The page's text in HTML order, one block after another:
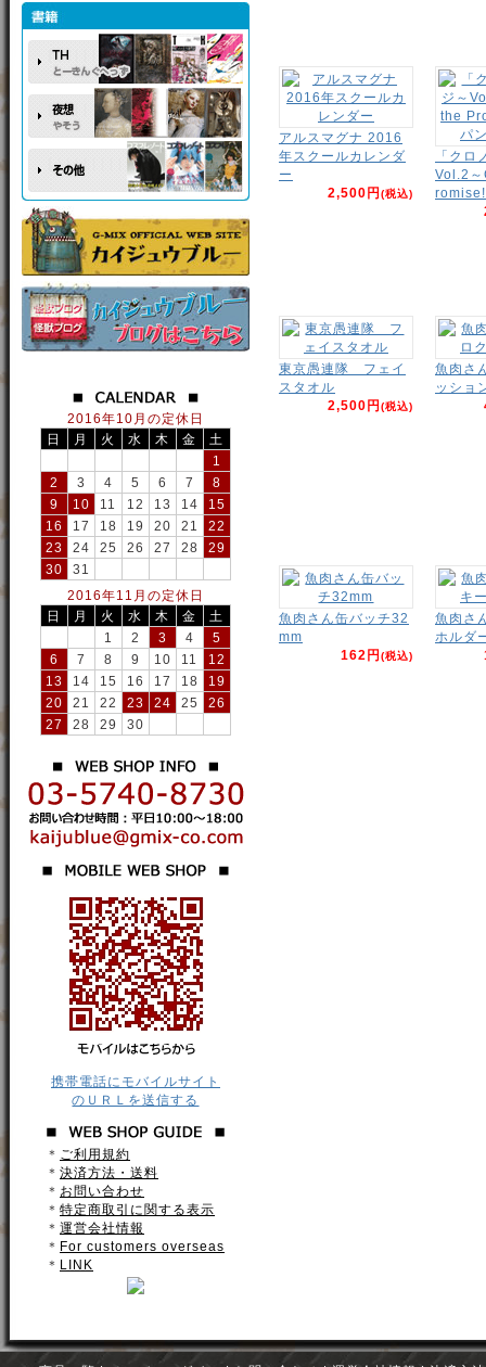
2016年10月の定休日
日
月 火 水 木 金
土
1
2
3 4 5 6 7
8
9
10 11 12 13 14
15
16
17 18 19 20 21
22
23
24 25 26 27 28
29
30
31
2016年11月の定休日
日
月 火 水 木 金
土
1
2 3 4
5
6
7 8 9 10 11
12
13
14 15 16 17 18
19
20
21 22 23 24 25
26
27
28 29 30
携帯電話にモバイルサイト
のＵＲＬを送信する
＊ ご利用規約
＊ 決済方法・送料
＊ お問い合わせ
＊ 特定商取引に関する表示
＊ 運営会社情報
＊ For customers overseas
＊ LINK
アルスマグナ 2016
年スクールカレンダ
ー
2,500円(税込)
「クロ
Vol.2
東京愚連隊 フェイ
スタオル
2,500円(税込)
魚肉さ
ッショ
魚肉さん缶バッチ32
mm
162円(税込)
魚肉さ
ホルダ